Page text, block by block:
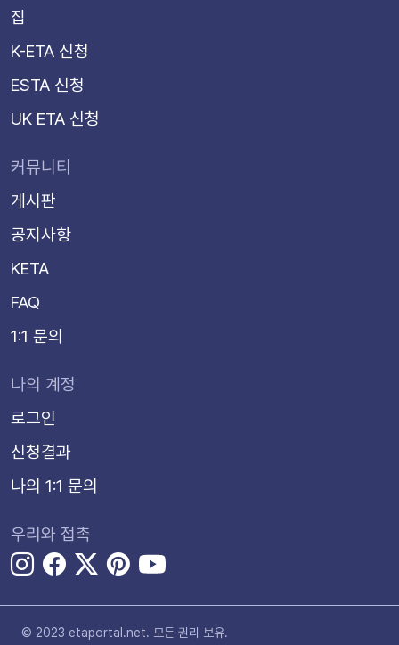
집
K-ETA 신청
ESTA 신청
UK ETA 신청
커뮤니티
게시판
공지사항
KETA
FAQ
1:1 문의
나의 계정
로그인
신청결과
나의 1:1 문의
우리와 접촉
© 2023 etaportal.net. 모든 권리 보유.